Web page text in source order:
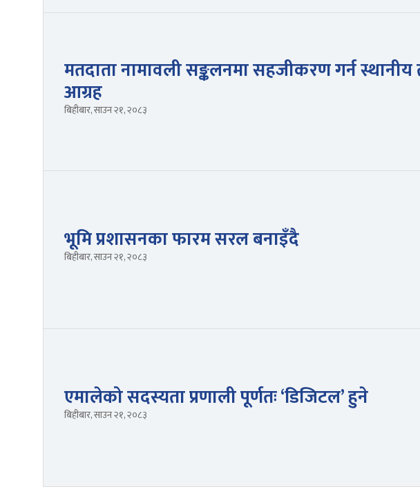
मतदाता नामावली सङ्कलनमा सहजीकरण गर्न
आग्रह
बिहीबार, साउन २१, २०८३
भूमि प्रशासनका फारम सरल बनाइँदै
बिहीबार, साउन २१, २०८३
एमालेको सदस्यता प्रणाली पूर्णतः ‘डिजिटल’ हुने
बिहीबार, साउन २१, २०८३